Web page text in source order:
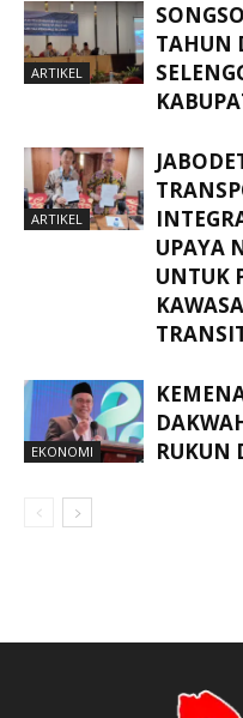
ARTIKEL
TAHUN
ARTIKEL
UPAYA
UNTUK
EKONOMI
RUKUN